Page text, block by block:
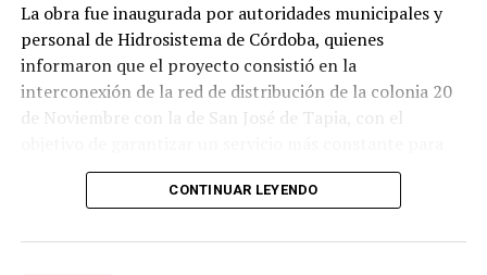
Se avecinan lluvias intensas en la zona centro
ANTES
Ve Lety López falta de ánimos y propuestas claras en
campañas
La obra fue inaugurada por autoridades municipales y
personal de Hidrosistema de Córdoba, quienes
informaron que el proyecto consistió en la
interconexión de la red de distribución de la colonia 20
de Noviembre con la de San José de Tapia, con el
los usuarios.
trabajos incluyeron la instalación de aproximadamente
mil 480 metros de tubería de polietileno de alta
CONTINUAR LEYENDO